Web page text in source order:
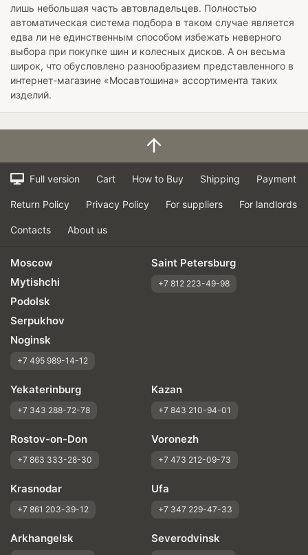
лишь небольшая часть автовладельцев. Полностью
автоматическая система подбора в таком случае является
едва ли не единственным способом избежать неверного
выбора при покупке шин и колесных дисков. А он весьма
широк, что обусловлено разнообразием представленного в
интернет-магазине «Мосавтошина» ассортимента таких
изделий.
Full version Cart How to Buy Shipping Payment
Return Policy Privacy Policy For suppliers For landlords
Contacts About us
Moscow
Mytishchi
Podolsk
Serpukhov
Noginsk
+7 495 989-14-12
Saint Petersburg
+7 812 223-49-98
Yekaterinburg
+7 343 288-72-78
Kazan
+7 843 210-94-01
Rostov-on-Don
+7 863 333-28-30
Voronezh
+7 473 212-09-73
Krasnodar
+7 861 203-39-12
Ufa
+7 347 229-47-33
Arkhangelsk Severodvinsk